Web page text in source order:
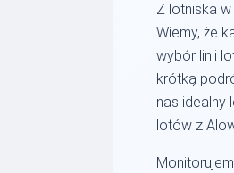
Z lotniska
Wiemy, że
wybór linii
krótką
nas idealny
lotów z